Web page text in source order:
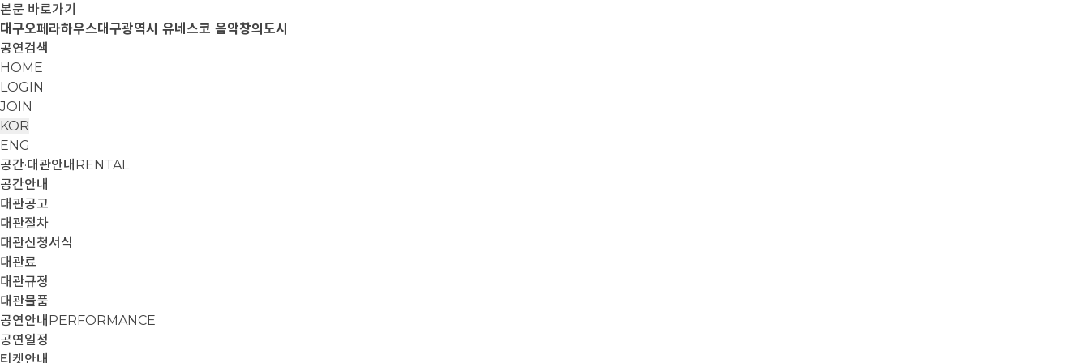
본문 바로가기
대구오페라하우스대구광역시 유네스코 음악창의도시
공연검색
HOME
LOGIN
JOIN
KOR
ENG
공간·대관안내 RENTAL
공간안내
대관공고
대관절차
대관신청서식
대관료
대관규정
대관물품
공연안내 PERFORMANCE
공연일정
티켓안내